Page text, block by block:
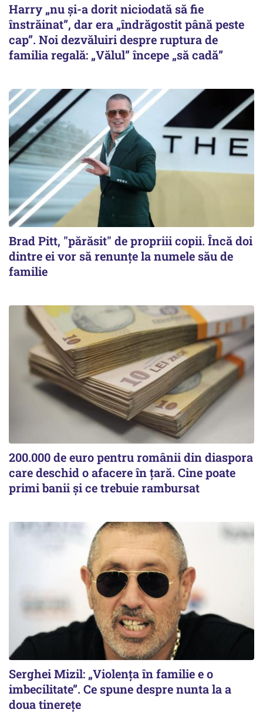
Harry „nu și-a dorit niciodată să fie
înstrăinat”, dar era „îndrăgostit până peste
cap”. Noi dezvăluiri despre ruptura de
familia regală: „Vălul” începe „să cadă”
Brad Pitt, "părăsit" de propriii copii. Încă doi
dintre ei vor să renunțe la numele său de
familie
200.000 de euro pentru românii din diaspora
care deschid o afacere în țară. Cine poate
primi banii și ce trebuie rambursat
Serghei Mizil: „Violența în familie e o
imbecilitate”. Ce spune despre nunta la a
doua tinerețe